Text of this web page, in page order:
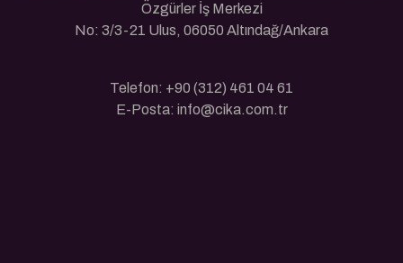
Özgürler İş Merkezi
No: 3/3-21 Ulus, 06050 Altındağ/Ankara
Telefon: +90 (312) 461 04 61
E-Posta: info@cika.com.tr